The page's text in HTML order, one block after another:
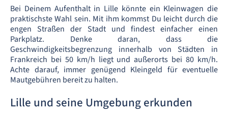
Bei Deinem Aufenthalt in Lille könnte ein Kleinwagen die
praktischste Wahl sein. Mit ihm kommst Du leicht durch die
engen Straßen der Stadt und findest einfacher einen
Parkplatz. Denke daran, dass die
Geschwindigkeitsbegrenzung innerhalb von Städten in
Frankreich bei 50 km/h liegt und außerorts bei 80 km/h.
Achte darauf, immer genügend Kleingeld für eventuelle
Mautgebühren bereit zu halten.
Lille und seine Umgebung erkunden